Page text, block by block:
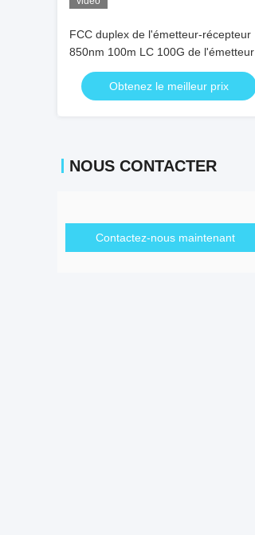
FCC duplex de l'émetteur-récepteur
850nm 100m LC 100G de l'émetteur-
récepteur VCSEL OM4 MMF QSFP+
de QSFP+Obtenez le meilleur prix
NOUS CONTACTER
Contactez-nous maintenant